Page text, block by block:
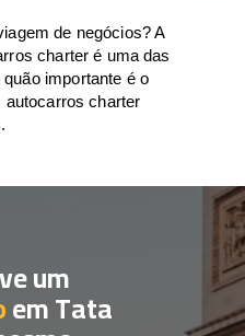
de negócios? A
charter é uma das
importante é o
charter
um
em Tata